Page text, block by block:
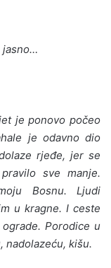
jasno…
je ponovo počeo
je odavno dio
rjeđe, jer se
sve manje.
Bosnu. Ljudi
u kragne. I ceste
Porodice u
nadolazeću, kišu.